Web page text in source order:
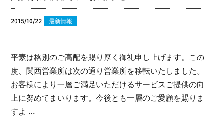
2015/10/22 最新情報
平素は格別のご高配を賜り厚く御礼申し上げます。 この
度、関西営業所は次の通り営業所を移転いたしました。
お客様により一層ご満足いただけるサービスご提供の向
上に努めてまいります。今後とも一層のご愛顧を賜りま
すよ ...